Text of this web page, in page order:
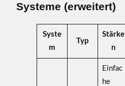
Systeme (erweitert)
Syste
m
Typ
Stärke
n
Einfac
he